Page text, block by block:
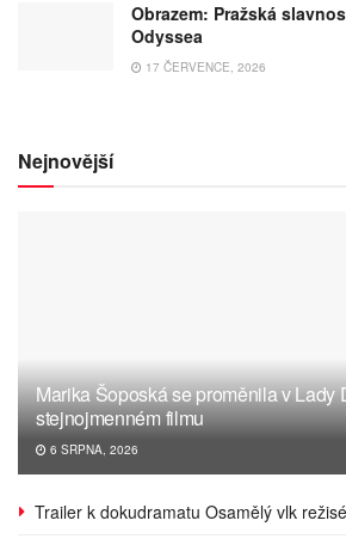
Obrazem: Pražská
Odyssea
17 ČERVENCE, 2026
Nejnovější
Marika Šoposká se proměnila v Lady
stejnojmenném filmu
6 SRPNA, 2026
Trailer k dokudramatu Osamělý vlk